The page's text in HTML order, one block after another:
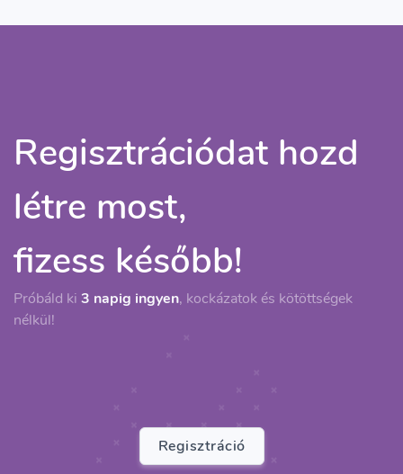
Regisztrációdat hozd
létre most,
fizess később!
Próbáld ki 3 napig ingyen, kockázatok és kötöttségek
nélkül!
Regisztráció